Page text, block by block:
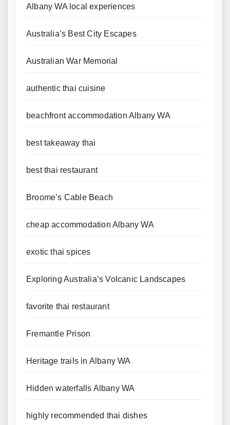
Albany WA local experiences
Australia’s Best City Escapes
Australian War Memorial
authentic thai cuisine
beachfront accommodation Albany WA
best takeaway thai
best thai restaurant
Broome’s Cable Beach
cheap accommodation Albany WA
exotic thai spices
Exploring Australia’s Volcanic Landscapes
favorite thai restaurant
Fremantle Prison
Heritage trails in Albany WA
Hidden waterfalls Albany WA
highly recommended thai dishes